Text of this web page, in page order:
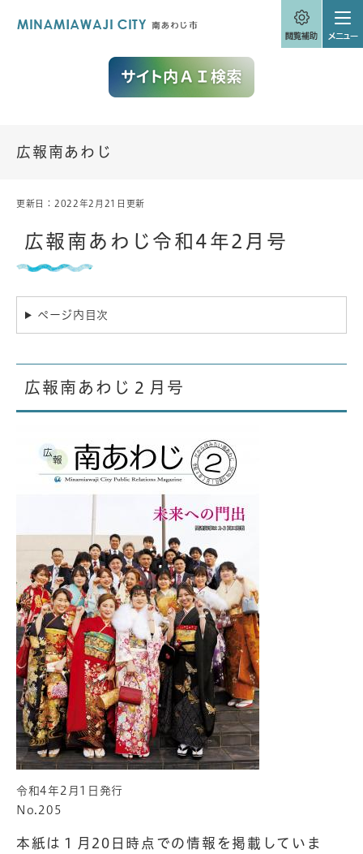
広報南あわじ
本
更新日：2022年2月21日更新
広報南あわじ令和4年2月号
ページ内目次
広報南あわじ２月号
令和4年2月1日発行
No.205
本紙は１月20日時点での情報を掲載していま